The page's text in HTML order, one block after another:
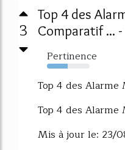
3
Top 4 des
Comparatif ...
Pertinence
49%
Top 4 des Alarme
Top 4 des Alarme
Mis à jour le: 23/